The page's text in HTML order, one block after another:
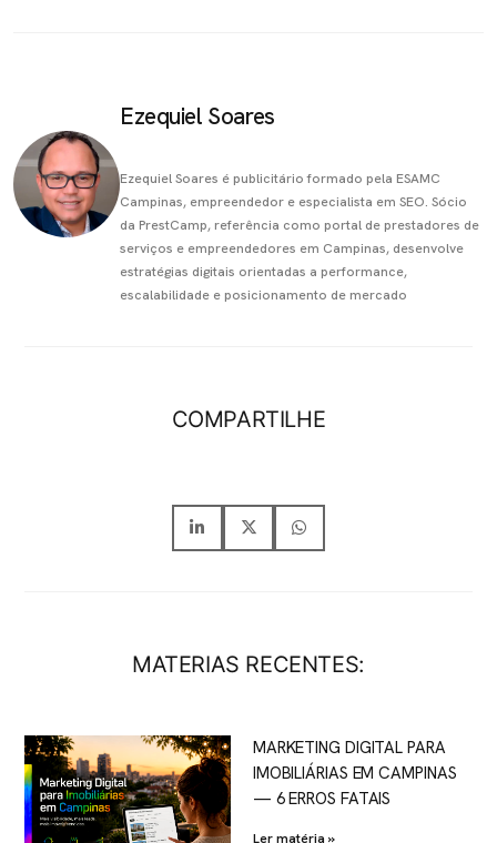
Ezequiel Soares
Ezequiel Soares é publicitário formado pela ESAMC
Campinas, empreendedor e especialista em SEO. Sócio
da PrestCamp, referência como portal de prestadores de
serviços e empreendedores em Campinas, desenvolve
estratégias digitais orientadas a performance,
escalabilidade e posicionamento de mercado
COMPARTILHE
MATERIAS RECENTES:
MARKETING DIGITAL PARA
IMOBILIÁRIAS EM CAMPINAS
— 6 ERROS FATAIS
Ler matéria »